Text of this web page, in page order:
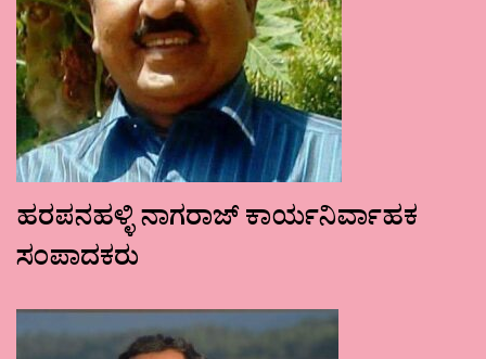
ಹರಪನಹಳ್ಳಿ ನಾಗರಾಜ್ ಕಾರ್ಯನಿರ್ವಾಹಕ
ಸಂಪಾದಕರು